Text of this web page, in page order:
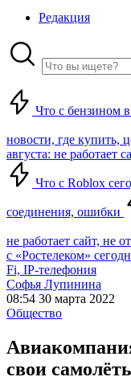
Редакция
Что с бензином в
новости, где купить,
августа: не работает
Что с Roblox
соединения, ошибки
не работает сайт, не
с «Ростелеком»
Fi, IP-телефония
Софья Лупинина
08:54 30 марта 2022
Общество
свои